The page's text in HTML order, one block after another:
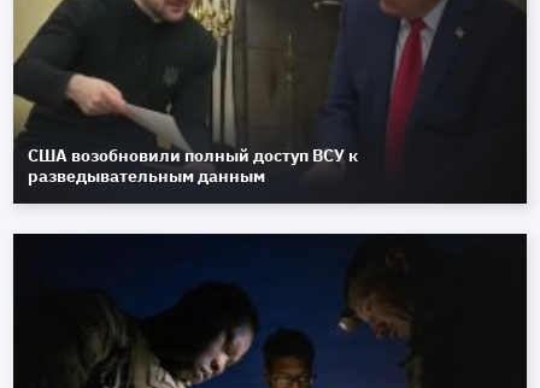
США возобновили полный доступ ВСУ к
разведывательным данным